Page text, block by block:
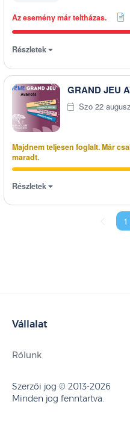
Az esemény már teltházas.
Részletek
GRAND JEU
Szo 22
Majdnem teljesen foglalt. Már
maradt.
Részletek
1
Vállalat
Rólunk
Szerzői jog © 2013-2026
Minden jog fenntartva.